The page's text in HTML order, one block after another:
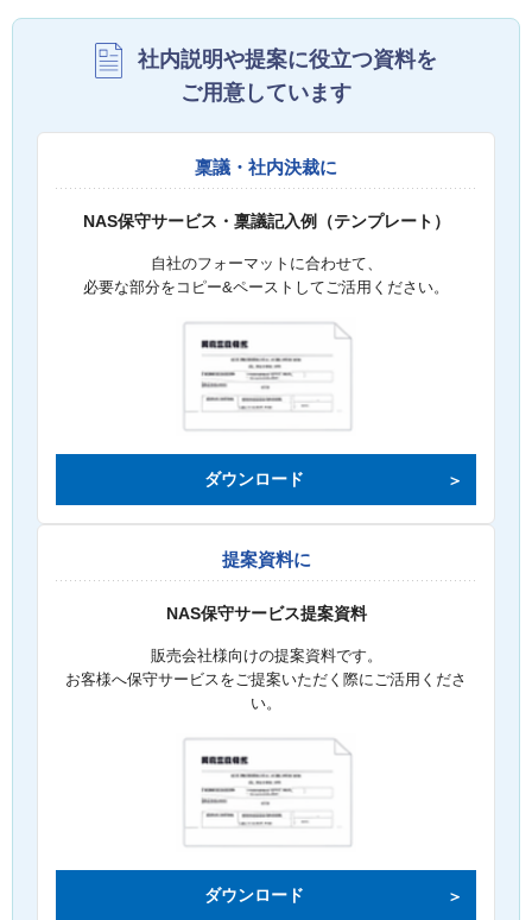
社内説明や提案に役立つ資料を
ご用意しています
稟議・社内決裁に
NAS保守サービス・稟議記入例（テンプレート）
自社のフォーマットに合わせて、
必要な部分をコピー&ペーストしてご活用ください。
ダウンロード
提案資料に
NAS保守サービス提案資料
販売会社様向けの提案資料です。
お客様へ保守サービスをご提案いただく際にご活用くださ
い。
ダウンロード